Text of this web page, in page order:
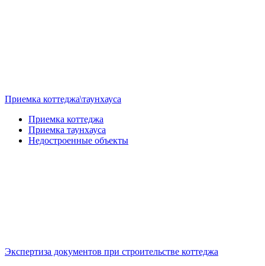
Приемка коттеджа\таунхауса
Приемка коттеджа
Приемка таунхауса
Недостроенные объекты
Экспертиза документов при строительстве коттеджа